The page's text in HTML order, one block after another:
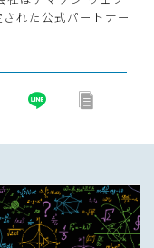
れた公式パートナー